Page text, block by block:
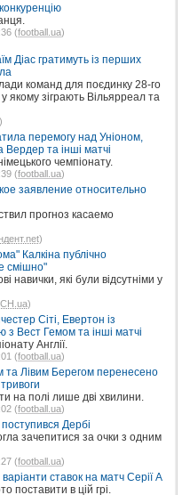
(football.ua)
Діас гратимуть із перших
команд для поєдинку 28-го
якому зіграють Вільярреал та
)
перемогу над Уніоном,
Вердер та інші матчі
чемпіонату.
(football.ua)
заявление относительно
прогноз касаемо
)
Калкіна публічно
смішно"
навички, які були відсутніми у
)
Сіті, Евертон із
з Вест Гемом та інші матчі
Англії.
(football.ua)
Лівим Берегом перенесено
на полі лише дві хвилини.
(football.ua)
Дербі
зачепитися за очки з одним
(football.ua)
ставок на матч Серії А
поставити в цій грі.